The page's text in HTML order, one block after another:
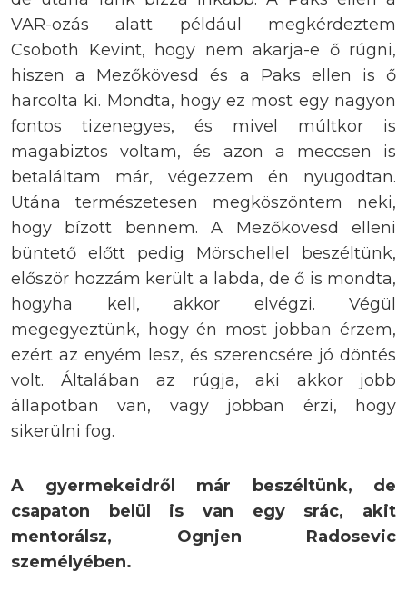
VAR-ozás alatt például megkérdeztem
Csoboth Kevint, hogy nem akarja-e ő rúgni,
hiszen a Mezőkövesd és a Paks ellen is ő
harcolta ki. Mondta, hogy ez most egy nagyon
fontos tizenegyes, és mivel múltkor is
magabiztos voltam, és azon a meccsen is
betaláltam már, végezzem én nyugodtan.
Utána természetesen megköszöntem neki,
hogy bízott bennem. A Mezőkövesd elleni
büntető előtt pedig Mörschellel beszéltünk,
először hozzám került a labda, de ő is mondta,
hogyha kell, akkor elvégzi. Végül
megegyeztünk, hogy én most jobban érzem,
ezért az enyém lesz, és szerencsére jó döntés
volt. Általában az rúgja, aki akkor jobb
állapotban van, vagy jobban érzi, hogy
sikerülni fog.
A gyermekeidről már beszéltünk, de
csapaton belül is van egy srác, akit
mentorálsz, Ognjen Radosevic
személyében.